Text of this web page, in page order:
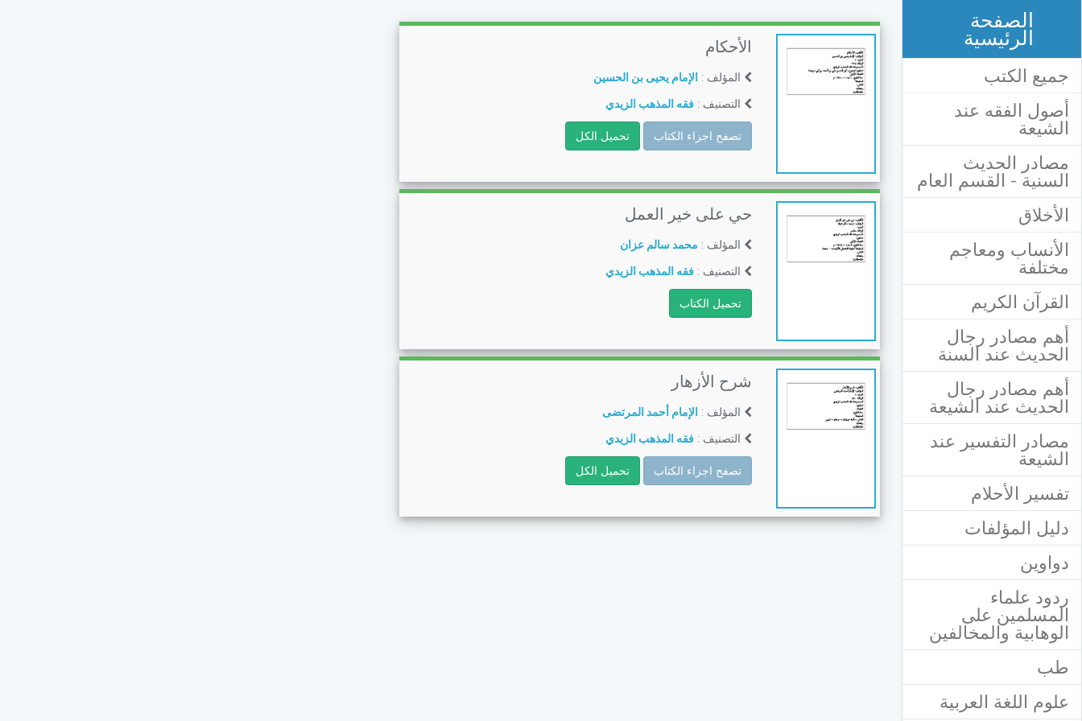
الصفحة
الرئيسية
جميع الكتب
أصول الفقه عند
الشيعة
مصادر الحديث
السنية - القسم العام
الأخلاق
الأنساب ومعاجم
مختلفة
القرآن الكريم
أهم مصادر رجال
الحديث عند السنة
أهم مصادر رجال
الحديث عند الشيعة
مصادر التفسير عند
الشيعة
تفسير الأحلام
دليل المؤلفات
دواوين
ردود علماء
المسلمين على
الوهابية والمخالفين
طب
علوم اللغة العربية
الأحكام
المؤلف : الإمام يحيى بن الحسين
التصنيف :فقه المذهب الزيدي
تصفح اجزاء الكتاب تحميل الكل
حي على خير العمل
المؤلف : محمد سالم عزان
التصنيف :فقه المذهب الزيدي
تحميل الكتاب
شرح الأزهار
المؤلف : الإمام أحمد المرتضى
التصنيف :فقه المذهب الزيدي
تصفح اجزاء الكتاب تحميل الكل